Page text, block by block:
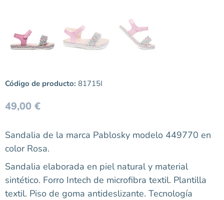
Código de producto: 81715I
49,00 €
Sandalia de la marca Pablosky modelo 449770 en
color Rosa.
Sandalia elaborada en piel natural y material
sintético. Forro Intech de microfibra textil. Plantilla
textil. Piso de goma antideslizante. Tecnología